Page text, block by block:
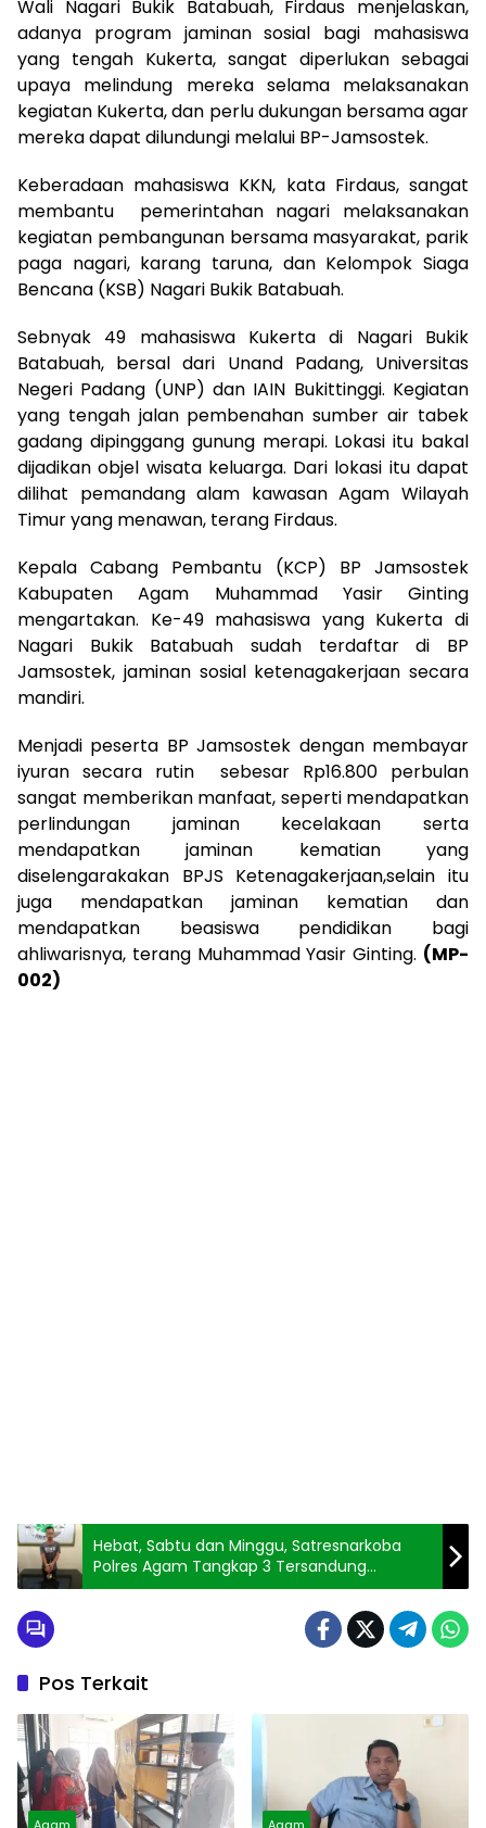
Wali Nagari Bukik Batabuah, Firdaus menjelaskan,
adanya program jaminan sosial bagi mahasiswa
yang tengah Kukerta, sangat diperlukan sebagai
upaya melindung mereka selama melaksanakan
kegiatan Kukerta, dan perlu dukungan bersama agar
mereka dapat dilundungi melalui BP-Jamsostek.
Keberadaan mahasiswa KKN, kata Firdaus, sangat
membantu pemerintahan nagari melaksanakan
kegiatan pembangunan bersama masyarakat, parik
paga nagari, karang taruna, dan Kelompok Siaga
Bencana (KSB) Nagari Bukik Batabuah.
Sebnyak 49 mahasiswa Kukerta di Nagari Bukik
Batabuah, bersal dari Unand Padang, Universitas
Negeri Padang (UNP) dan IAIN Bukittinggi. Kegiatan
yang tengah jalan pembenahan sumber air tabek
gadang dipinggang gunung merapi. Lokasi itu bakal
dijadikan objel wisata keluarga. Dari lokasi itu dapat
dilihat pemandang alam kawasan Agam Wilayah
Timur yang menawan, terang Firdaus.
Kepala Cabang Pembantu (KCP) BP Jamsostek
Kabupaten Agam Muhammad Yasir Ginting
mengartakan. Ke-49 mahasiswa yang Kukerta di
Nagari Bukik Batabuah sudah terdaftar di BP
Jamsostek, jaminan sosial ketenagakerjaan secara
mandiri.
Menjadi peserta BP Jamsostek dengan membayar
iyuran secara rutin sebesar Rp16.800 perbulan
sangat memberikan manfaat, seperti mendapatkan
perlindungan jaminan kecelakaan serta
mendapatkan jaminan kematian yang
diselengarakakan BPJS Ketenagakerjaan,selain itu
juga mendapatkan jaminan kematian dan
mendapatkan beasiswa pendidikan bagi
ahliwarisnya, terang Muhammad Yasir Ginting. (MP-
002)
Hebat, Sabtu dan Minggu, Satresnarkoba
Polres Agam Tangkap 3 Tersandung
Narkotika
Pos Terkait
Agam Agam